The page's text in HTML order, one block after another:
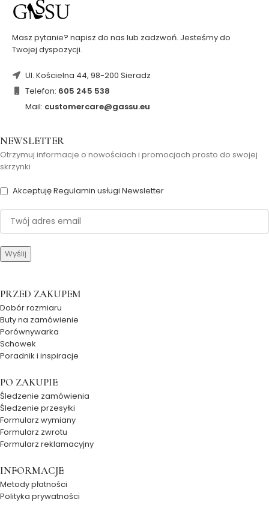
Masz pytanie? napisz do nas lub zadzwoń. Jesteśmy do
Twojej dyspozycji.
Ul. Kościelna 44, 98-200 Sieradz
Telefon: 605 245 538
Mail: customercare@gassu.eu
NEWSLETTER
Otrzymuj informacje o nowościach i promocjach prosto do swojej
skrzynki
Akceptuję Regulamin usługi Newsletter
PRZED ZAKUPEM
Dobór rozmiaru
Buty na zamówienie
Porównywarka
Schowek
Poradnik i inspiracje
PO ZAKUPIE
Śledzenie zamówienia
Śledzenie przesyłki
Formularz wymiany
Formularz zwrotu
Formularz reklamacyjny
INFORMACJE
Metody płatności
Polityka prywatności